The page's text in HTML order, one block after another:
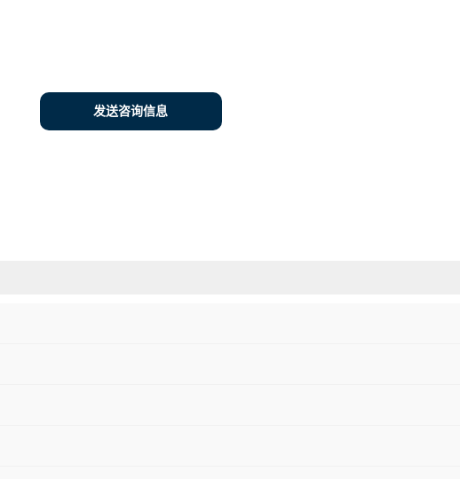
发送咨询信息